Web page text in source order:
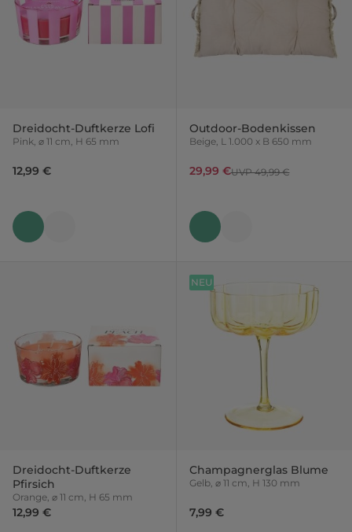
Dreidocht-Duftkerze Lofi
Pink, ⌀ 11 cm, H 65 mm
12,99 €
Outdoor-Bodenkissen
Beige, L 1.000 x B 650 mm
29,99 €UVP 49,99 €
Dreidocht-Duftkerze
Pfirsich
Orange, ⌀ 11 cm, H 65 mm
12,99 €
Champagnerglas Blume
Gelb, ⌀ 11 cm, H 130 mm
7,99 €
NEU